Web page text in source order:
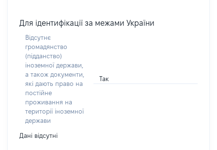
Для ідентифікації за межами України
Відсутнє
громадянство
(підданство)
іноземної держави,
а також документи,
які дають право на
постійне
проживання на
території іноземної
держави
Так
Дані відсутні